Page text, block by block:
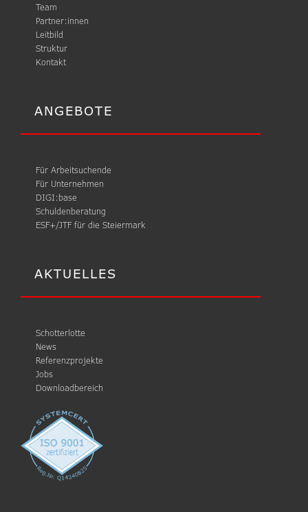
Team
Partner:innen
Leitbild
Struktur
Kontakt
ANGEBOTE
Für Arbeitsuchende
Für Unternehmen
DIGI:base
Schuldenberatung
ESF+/JTF für die Steiermark
AKTUELLES
Schotterlotte
News
Referenzprojekte
Jobs
Downloadbereich